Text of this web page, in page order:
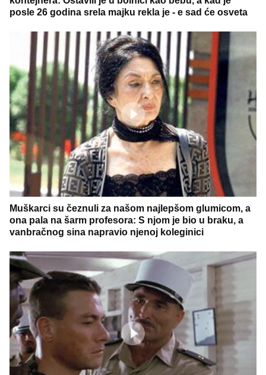
posle 26 godina srela majku rekla je - e sad će osveta
Muškarci su čeznuli za našom najlepšom glumicom, a
ona pala na šarm profesora: S njom je bio u braku, a
vanbračnog sina napravio njenoj koleginici